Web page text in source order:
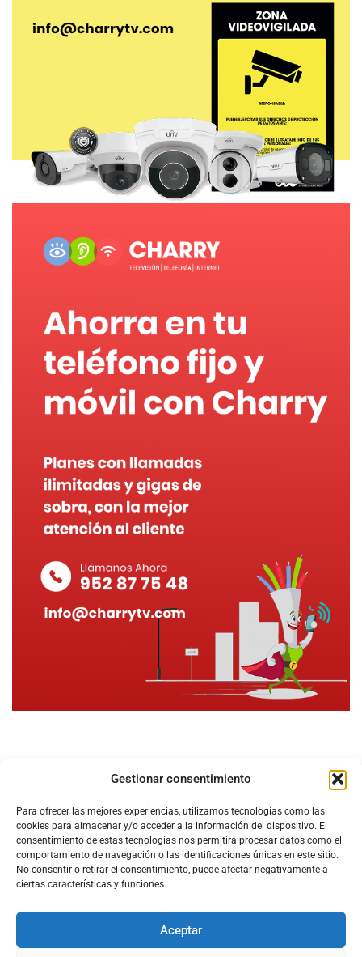
Gestionar consentimiento
Para ofrecer las mejores experiencias, utilizamos tecnologías como las
cookies para almacenar y/o acceder a la información del dispositivo. El
consentimiento de estas tecnologías nos permitirá procesar datos como el
comportamiento de navegación o las identificaciones únicas en este sitio.
No consentir o retirar el consentimiento, puede afectar negativamente a
ciertas características y funciones.
Aceptar